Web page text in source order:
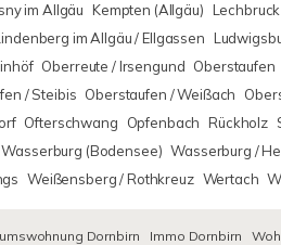
im Allgäu Kempten (Allgäu) Lechbruck
im Allgäu / Ellgassen
Oberreute / Irsengund Oberstaufen
/ Steibis Oberstaufen / Weißach
Ofterschwang Opfenbach Rückholz
Wasserburg (Bodensee) Wasserburg /
Weißensberg / Rothkreuz Wertach
Dornbirn Immo Dornbirn